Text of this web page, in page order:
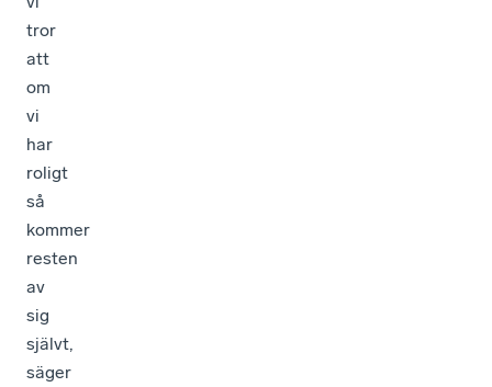
tror
att
om
vi
har
roligt
så
kommer
resten
av
sig
självt,
säger